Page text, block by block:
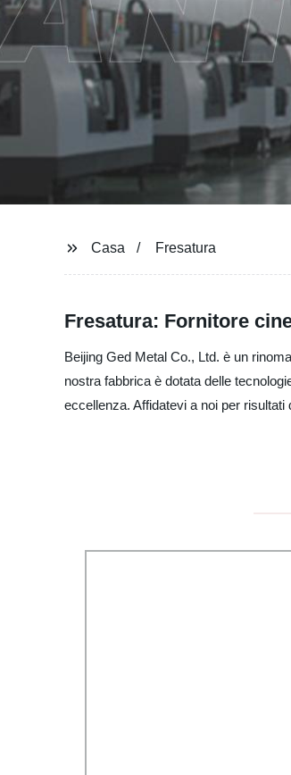
Casa Fresatura
Fresatura: Fornitore
Beijing Ged Metal Co., Ltd. è un
nostra fabbrica è dotata delle
eccellenza. Affidatevi a noi per risultati